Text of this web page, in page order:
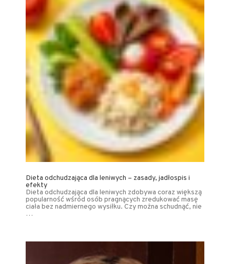
Dieta odchudzająca dla leniwych – zasady, jadłospis i
efekty
Dieta odchudzająca dla leniwych zdobywa coraz większą
popularność wśród osób pragnących zredukować masę
ciała bez nadmiernego wysiłku. Czy można schudnąć, nie
…